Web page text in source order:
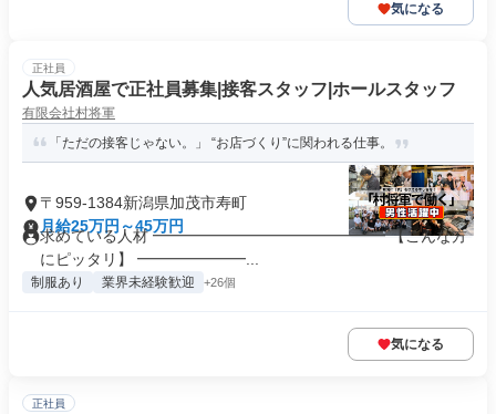
気になる
正社員
人気居酒屋で正社員募集|接客スタッフ|ホールスタッフ
有限会社村将軍
「ただの接客じゃない。」 “お店づくり”に関われる仕事。
〒959-1384新潟県加茂市寿町
月給25万円～45万円
求めている人材 ━━━━━━━━━━━━━━━ 【こんな方
にピッタリ】 ━━━━━━━...
制服あり 業界未経験歓迎 +26個
気になる
正社員